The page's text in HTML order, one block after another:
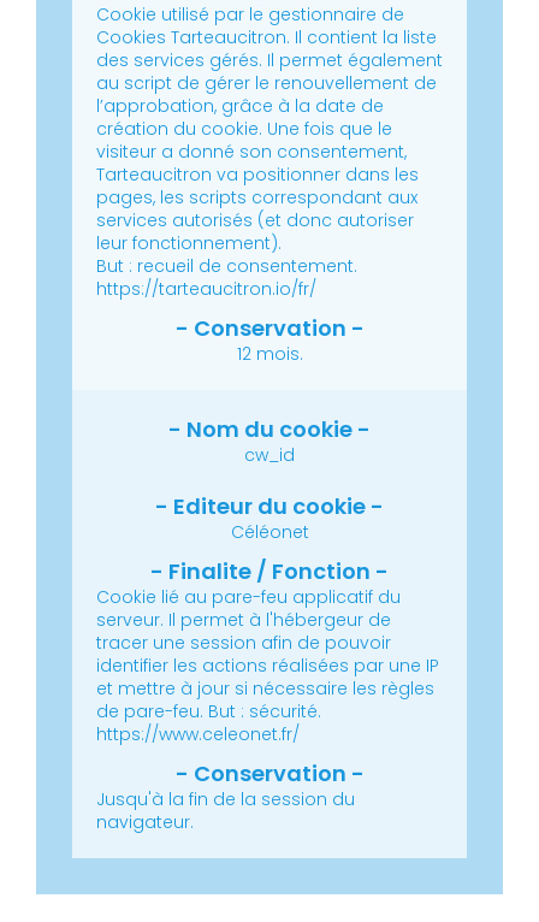
Cookie utilisé par le gestionnaire de
Cookies Tarteaucitron. Il contient la liste
des services gérés. Il permet également
au script de gérer le renouvellement de
l’approbation, grâce à la date de
création du cookie. Une fois que le
visiteur a donné son consentement,
Tarteaucitron va positionner dans les
pages, les scripts correspondant aux
services autorisés (et donc autoriser
leur fonctionnement).
But : recueil de consentement.
https://tarteaucitron.io/fr/
12 mois.
cw_id
Céléonet
Cookie lié au pare-feu applicatif du
serveur. Il permet à l'hébergeur de
tracer une session afin de pouvoir
identifier les actions réalisées par une IP
et mettre à jour si nécessaire les règles
de pare-feu. But : sécurité.
https://www.celeonet.fr/
Jusqu'à la fin de la session du
navigateur.